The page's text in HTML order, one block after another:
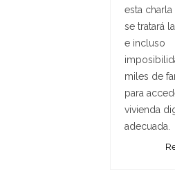
esta
se tratará
e incluso
miles de
para
vivienda
adecuada.